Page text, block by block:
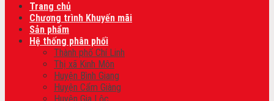
Trang chủ
Chương trình Khuyến mãi
Sản phẩm
Hệ thống phân phối
Thành phố Chí Linh
Thị xã Kinh Môn
Huyện Bình Giang
Huyện Cẩm Giàng